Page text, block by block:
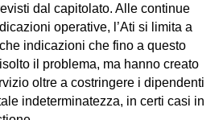
dal capitolato. Alle continue
operative, l’Ati si limita a
indicazioni che fino a questo
il problema, ma hanno creato
oltre a costringere i dipendenti
indeterminatezza, in certi casi in